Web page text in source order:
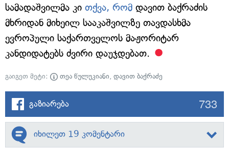
სამადაშვილმა კი თქვა, რომ დავით ბაქრაძის
მხრიდან მიხეილ სააკაშვილზე თავდასხმა
ევროპული საქართველოს მაჟორიტარ
კანდიდატებს ძვირი დაუჯდებათ.
გაიგეთ მეტი: თეა წულუკიანი, დავით ბაქრაძე
გაზიარება 733
იხილეთ 19 კომენტარი